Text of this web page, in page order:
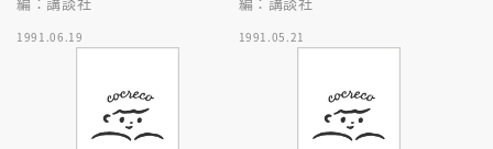
1991.06.19 1991.05.21